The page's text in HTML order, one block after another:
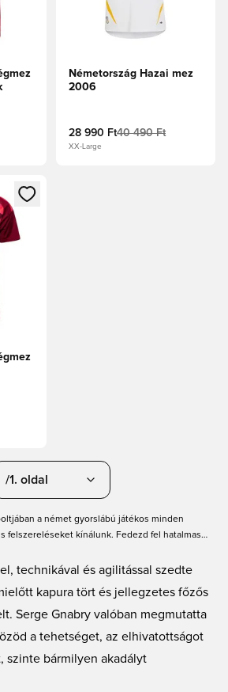
Németország Hazai mez
2006
28 990 Ft40 490 Ft
XX-Large
a bejelentkezéshez vagy a tagként
/1. oldal
a német gyorslábú játékos minden
felszereléseket kínálunk. Fedezd fel hatalmas
focicipőkből, amelyeket Gnabry szívesen
pillantást klubmezeinkre gyerekeknek és
Mannschaft' elkötelezett szurkolóinak.
technikával és agilitással szedte
kapura tört és jellegzetes főzős
Serge Gnabry valóban megmutatta
a tehetséget, az elhivatottságot
szinte bármilyen akadályt